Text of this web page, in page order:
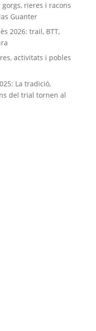
rieres i racons
Guanter
2026: trail, BTT,
activitats i pobles
La tradició,
del trial tornen al